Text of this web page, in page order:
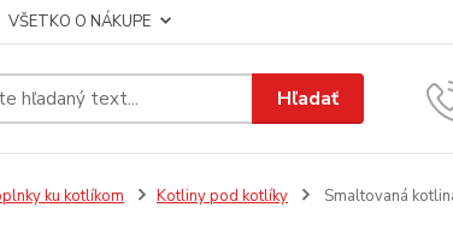
VŠETKO O NÁKUPE
Hľadať
ku kotlíkom Kotliny pod kotlíky Smaltovaná